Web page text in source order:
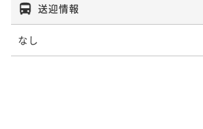
送迎情報
なし